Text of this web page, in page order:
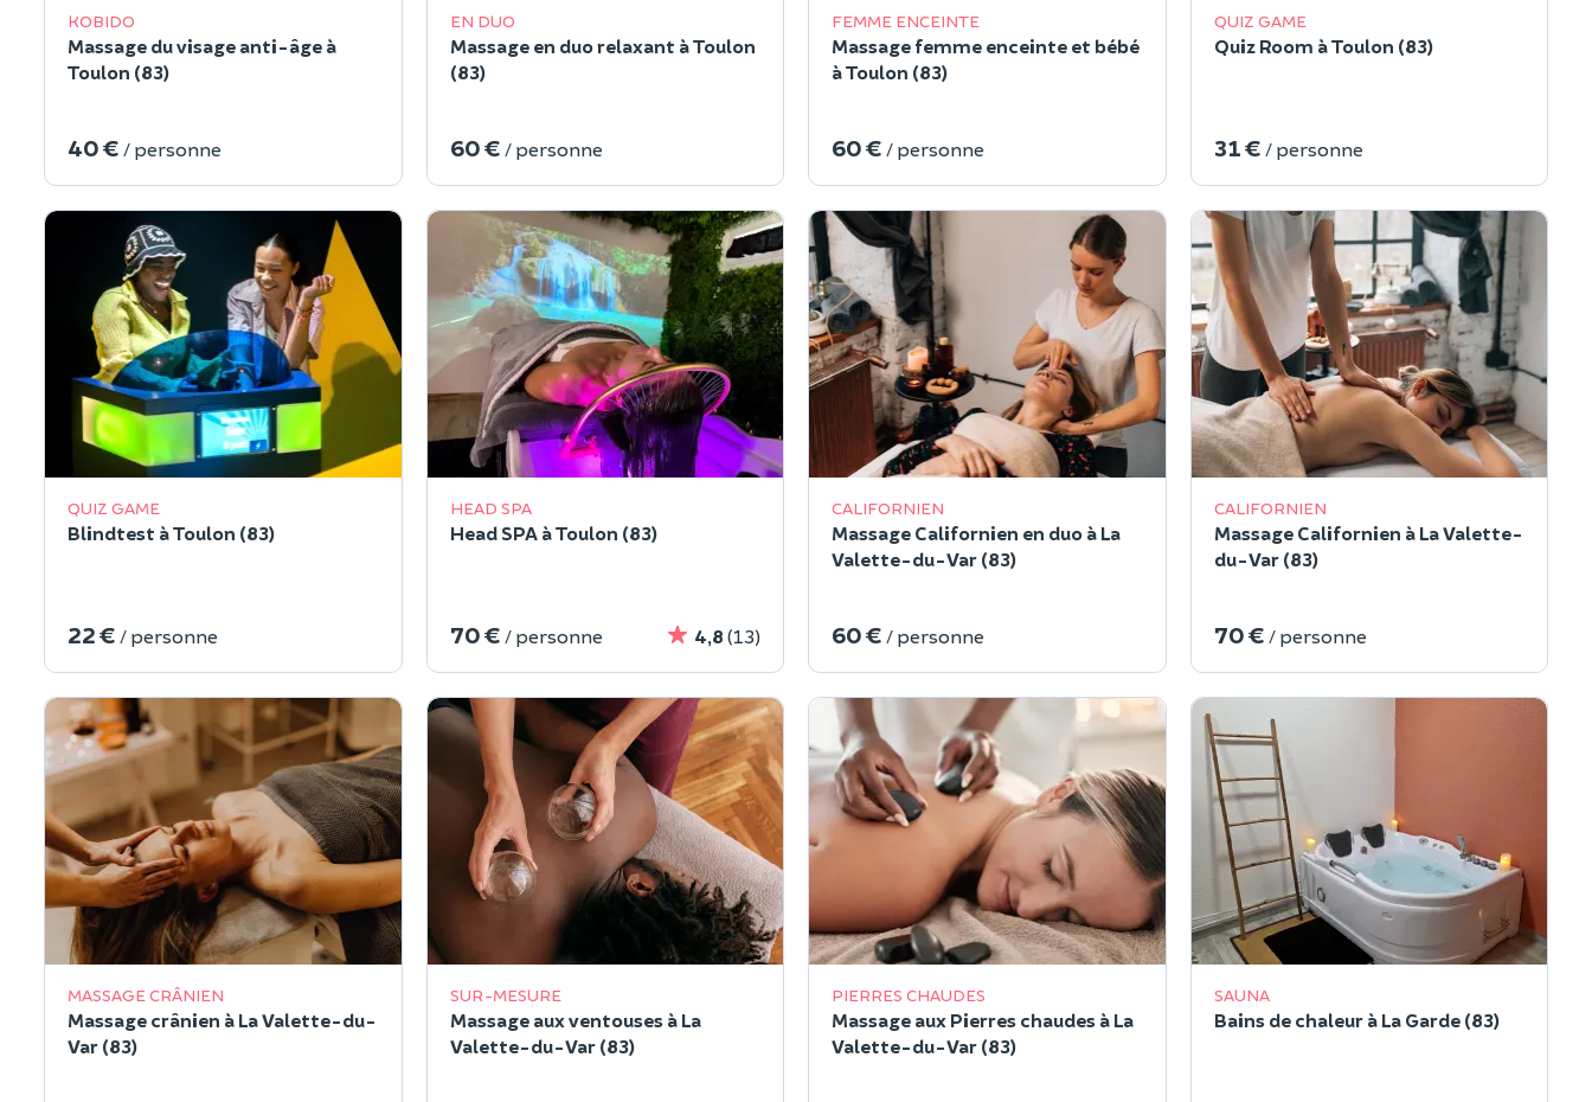
KOBIDO
Massage du visage anti-âge à
Toulon (83)
40 € / personne
EN DUO
Massage en duo relaxant à Toulon
(83)
60 € / personne
FEMME ENCEINTE
Massage femme enceinte et bébé
à Toulon (83)
60 € / personne
QUIZ GAME
Quiz Room à Toulon (83)
31 € / personne
QUIZ GAME
Blindtest à Toulon (83)
22 € / personne
HEAD SPA
Head SPA à Toulon (83)
70 € / personne 4,8 (13)
CALIFORNIEN
Massage Californien en duo à La
Valette-du-Var (83)
60 € / personne
CALIFORNIEN
Massage Californien à La Valette-
du-Var (83)
70 € / personne
MASSAGE CRÂNIEN
Massage crânien à La Valette-du-
Var (83)
SUR-MESURE
Massage aux ventouses à La
Valette-du-Var (83)
PIERRES CHAUDES
Massage aux Pierres chaudes à La
Valette-du-Var (83)
SAUNA
Bains de chaleur à La Garde (83)